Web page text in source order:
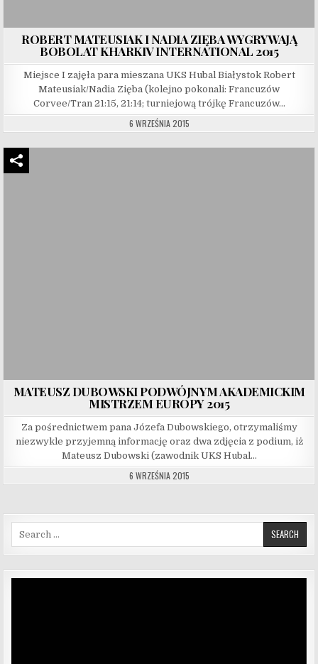
ROBERT MATEUSIAK I NADIA ZIĘBA WYGRYWAJĄ
BOBOLAT KHARKIV INTERNATIONAL 2015
Miejsce I zajęła para mieszana UKS Hubal Białystok Robert
Mateusiak/Nadia Zięba (kolejno pokonali: Francuzów
Corvee/Tran 21:15, 21:14; turniejową trójkę Francuzów…
6 WRZEŚNIA 2015
MATEUSZ DUBOWSKI PODWÓJNYM AKADEMICKIM
MISTRZEM EUROPY 2015
Za pośrednictwem pana Józefa Dubowskiego, otrzymaliśmy
niezwykle przyjemną informację oraz dwa zdjęcia z podium, iż
Mateusz Dubowski (zawodnik UKS Hubal…
6 WRZEŚNIA 2015
Search for: